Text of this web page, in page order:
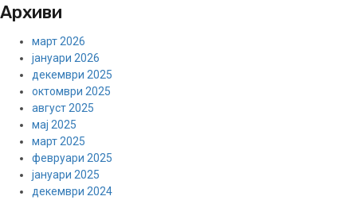
Архиви
март 2026
јануари 2026
декември 2025
октомври 2025
август 2025
мај 2025
март 2025
февруари 2025
јануари 2025
декември 2024